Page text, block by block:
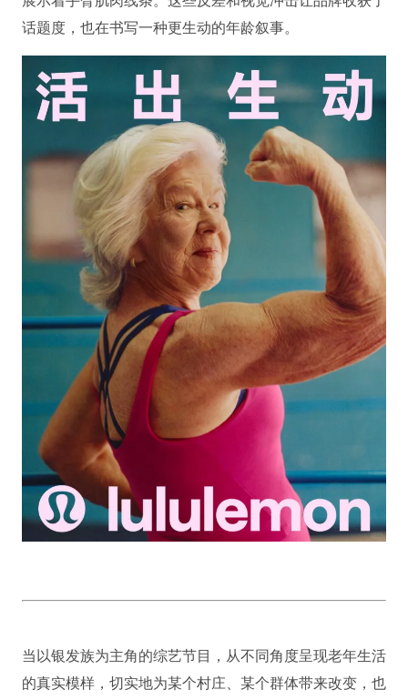
话题度，也在书写一种更生动的年龄叙事。
当以银发族为主角的综艺节目，从不同角度呈现老年生活
的真实模样，切实地为某个村庄、某个群体带来改变，也